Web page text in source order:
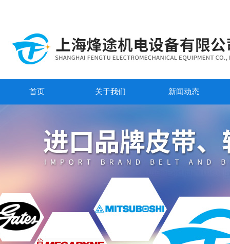
首页 关于我们 新闻动态